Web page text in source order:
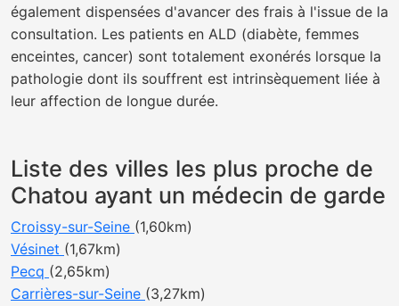
également dispensées d'avancer des frais à l'issue de la
consultation. Les patients en ALD (diabète, femmes
enceintes, cancer) sont totalement exonérés lorsque la
pathologie dont ils souffrent est intrinsèquement liée à
leur affection de longue durée.
Liste des villes les plus proche de
Chatou ayant un médecin de garde
Croissy-sur-Seine (1,60km)
Vésinet (1,67km)
Pecq (2,65km)
Carrières-sur-Seine (3,27km)